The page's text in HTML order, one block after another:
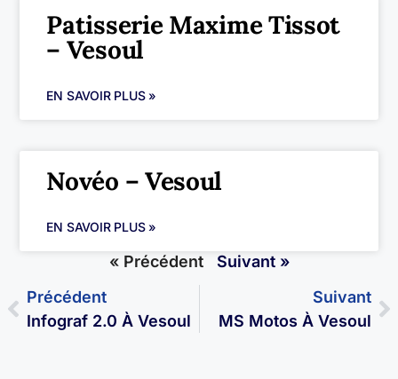
Patisserie Maxime Tissot
– Vesoul
EN SAVOIR PLUS »
Novéo – Vesoul
EN SAVOIR PLUS »
« Précédent
Suivant »
Précédent
Infograf 2.0 À Vesoul
Suivant
MS Motos À Vesoul